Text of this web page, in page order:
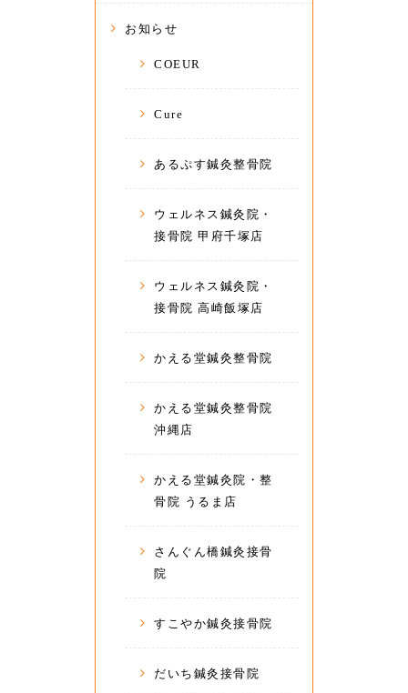
お知らせ
COEUR
Cure
あるぷす鍼灸整骨院
ウェルネス鍼灸院・
接骨院 甲府千塚店
ウェルネス鍼灸院・
接骨院 高崎飯塚店
かえる堂鍼灸整骨院
かえる堂鍼灸整骨院
沖縄店
かえる堂鍼灸院・整
骨院 うるま店
さんぐん橋鍼灸接骨
院
すこやか鍼灸接骨院
だいち鍼灸接骨院